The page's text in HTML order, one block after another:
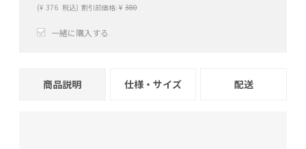
(¥ 376 税込) 割引前価格: ¥ 380
一緒に購入する
商品説明 仕様・サイズ 配送